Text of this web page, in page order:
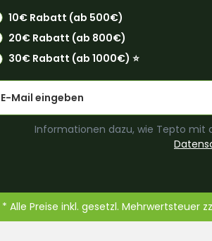
10€ Rabatt (ab 500€)
20€ Rabatt (ab 800€)
30€ Rabatt (ab 1000€) ⭐️
Informationen dazu, wie Tepto mit
* Alle Preise inkl. gesetzl. Mehrwertsteuer